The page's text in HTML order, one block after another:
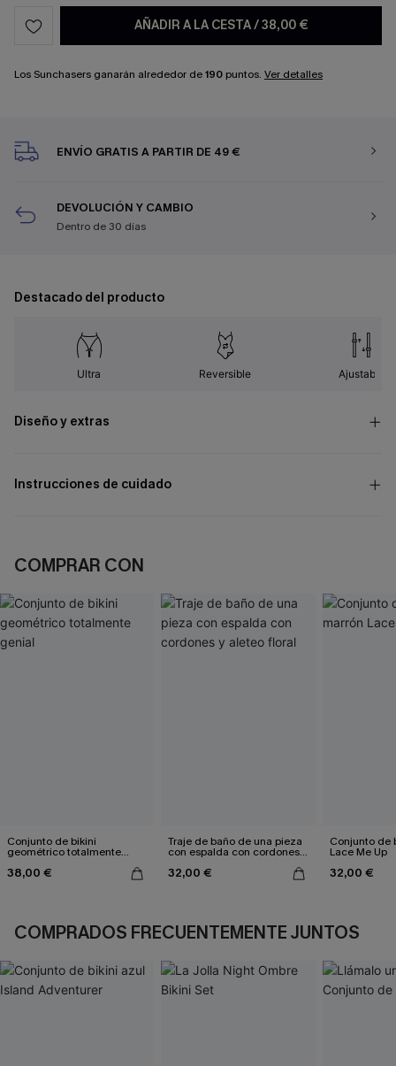
AÑADIR A LA CESTA/38,00 €
Los Sunchasers ganarán alrededor de190 puntos. Ver detalles
ENVÍO GRATIS A PARTIR DE 49 €
DEVOLUCIÓN Y CAMBIO
Dentro de 30 días
Destacado del producto
Ultra Reversible Ajustable
Diseño y extras
Instrucciones de cuidado
COMPRAR CON
Conjunto de bikini
geométrico totalmente
genial
38,00 €
Traje de baño de una pieza
con espalda con cordones y
aleteo floral
32,00 €
Conjunto de
Lace Me Up
32,00 €
COMPRADOS FRECUENTEMENTE JUNTOS